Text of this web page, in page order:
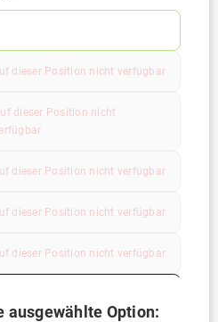
dieser Position nicht verfügbar
dieser Position nicht
dieser Position nicht verfügbar
dieser Position nicht verfügbar
dieser Position nicht verfügbar
Option: